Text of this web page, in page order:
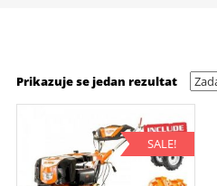
Prikazuje se jedan rezultat
SALE!